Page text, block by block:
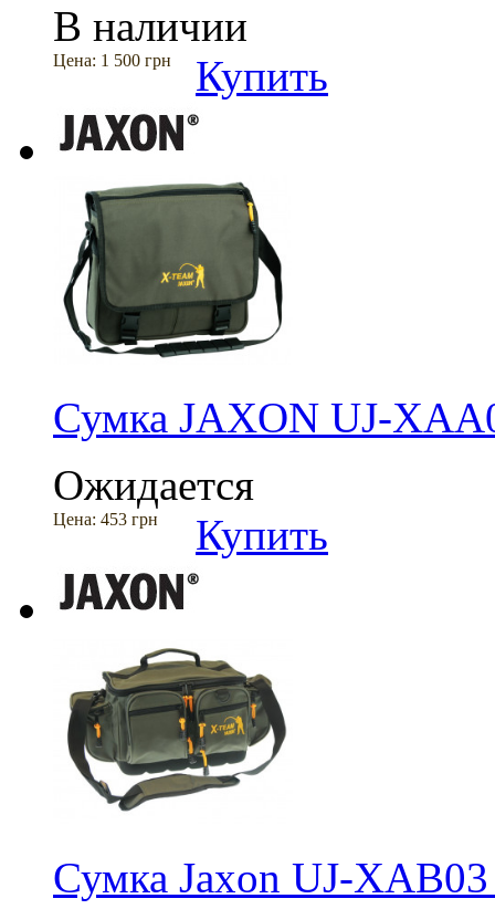
В наличии
Цена: 1 500 грн Купить
Сумка JAXON UJ-
Ожидается
Цена: 453 грн Купить
Сумка Jaxon UJ-